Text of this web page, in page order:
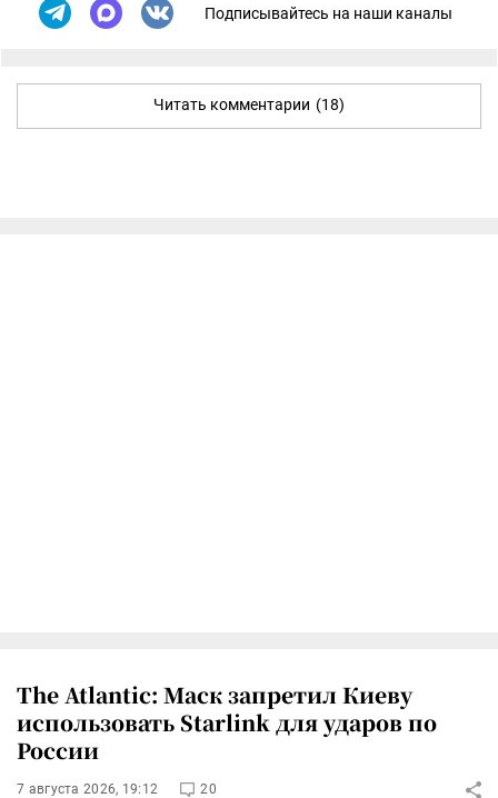
Подписывайтесь на наши каналы
Читать комментарии (18)
The Atlantic: Маск запретил Киеву
использовать Starlink для ударов по
России
7 августа 2026, 19:12 20